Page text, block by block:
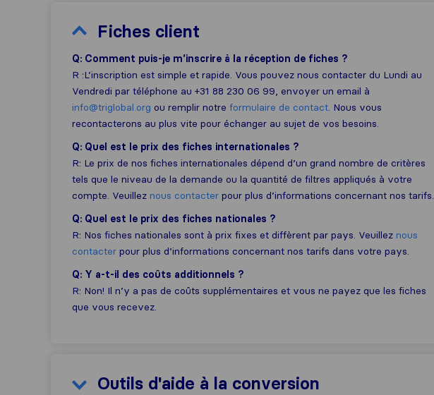
Fiches client
Q: Comment puis-je m’inscrire à la réception de fiches ?
R :L’inscription est simple et rapide. Vous pouvez nous contacter du Lundi au
Vendredi par téléphone au +31 88 230 06 99, envoyer un email à
info@triglobal.org ou remplir notre formulaire de contact. Nous vous
recontacterons au plus vite pour échanger au sujet de vos besoins.
Q: Quel est le prix des fiches internationales ?
R: Le prix de nos fiches internationales dépend d’un grand nombre de critères
tels que le niveau de la demande ou la quantité de filtres appliqués à votre
compte. Veuillez nous contacter pour plus d’informations concernant nos tarifs.
Q: Quel est le prix des fiches nationales ?
R: Nos fiches nationales sont à prix fixes et diffèrent par pays. Veuillez nous
contacter pour plus d’informations concernant nos tarifs dans votre pays.
Q: Y a-t-il des coûts additionnels ?
R: Non! Il n’y a pas de coûts supplémentaires et vous ne payez que les fiches
que vous recevez.
Outils d'aide à la conversion